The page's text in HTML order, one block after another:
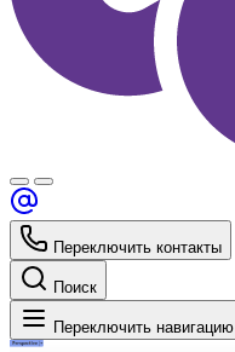
Переключить контакты
Поиск
Переключить навигацию